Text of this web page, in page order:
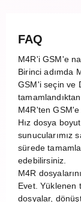
FAQ
M4R'i GSM'e
Birinci adımda
GSM'i seçin ve
M4R'ten
Hız dosya
sunucularımız
sürede
edebilirsiniz.
M4R
Evet. Yüklenen
dosyalar,